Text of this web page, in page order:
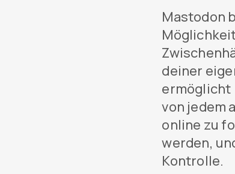
Mastodon
deiner
ermöglicht
von jedem
online zu
werden,
Kontrolle.